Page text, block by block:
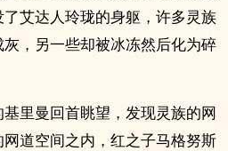
艾达人玲珑的身躯，许多灵族
，另一些却被冰冻然后化为碎
里曼回首眺望，发现灵族的网
道空间之内，红之子马格努斯